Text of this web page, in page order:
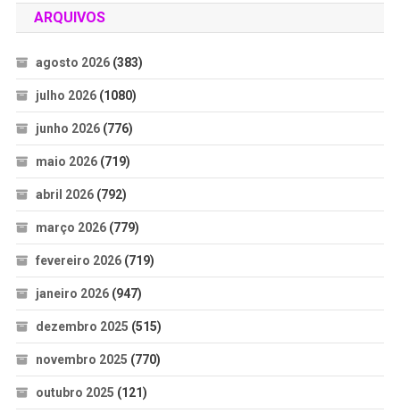
ARQUIVOS
agosto 2026(383)
julho 2026(1080)
junho 2026(776)
maio 2026(719)
abril 2026(792)
março 2026(779)
fevereiro 2026(719)
janeiro 2026(947)
dezembro 2025 (515)
novembro 2025 (770)
outubro 2025 (121)